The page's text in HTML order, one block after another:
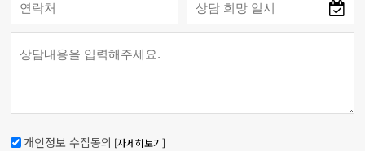
개인정보 수집동의 [자세히보기]